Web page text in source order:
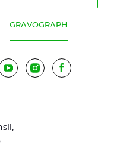
GRAVOGRAPH
YouTubeInstagramFacebook